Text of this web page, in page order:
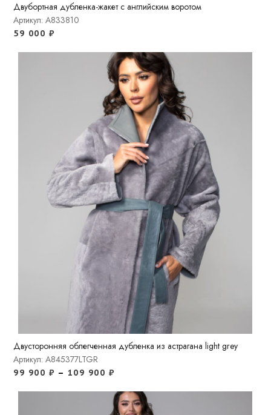
Двубортная дубленка-жакет с английским воротом
Артикул: A833810
59 000 ₽
Двусторонняя облегченная дубленка из астрагана light grey
Артикул: A845377LTGR
99 900 ₽ – 109 900 ₽